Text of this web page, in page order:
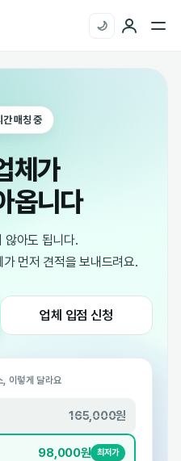
🌙
간 매칭 중
체가
옵니다
않아도 됩니다.
먼저 견적을 보내드려요.
업체 입점 신청
, 이렇게 달라요
165,000원
98,000원 최저가